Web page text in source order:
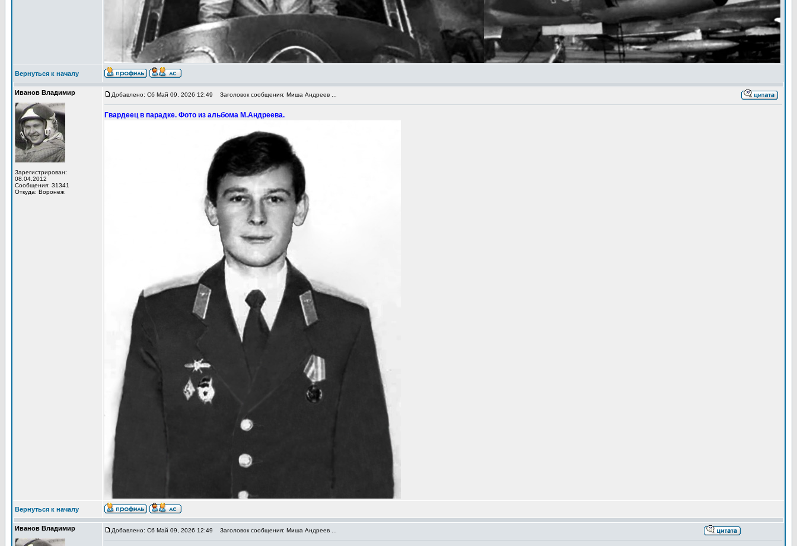
Вернуться к началу
Иванов Владимир
Зарегистрирован:
08.04.2012
Сообщения: 31341
Откуда: Воронеж
Добавлено: Сб Май 09, 2026 12:49 Заголовок сообщения: Миша Андреев ...
Гвардеец в парадке. Фото из альбома М.Андреева.
Вернуться к началу
Иванов Владимир Добавлено: Сб Май 09, 2026 12:49 Заголовок сообщения: Миша Андреев ...